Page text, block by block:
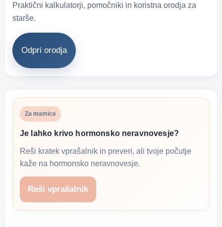
Praktični kalkulatorji, pomočniki in koristna orodja za
starše.
Odpri orodja
Za mamice
Je lahko krivo hormonsko neravnovesje?
Reši kratek vprašalnik in preveri, ali tvoje počutje
kaže na hormonsko neravnovesje.
Reši vprašalnik